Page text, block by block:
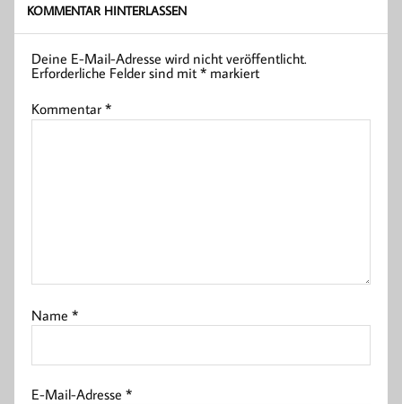
KOMMENTAR HINTERLASSEN
Deine E-Mail-Adresse wird nicht veröffentlicht.
Erforderliche Felder sind mit* markiert
Kommentar*
Name*
E-Mail-Adresse*